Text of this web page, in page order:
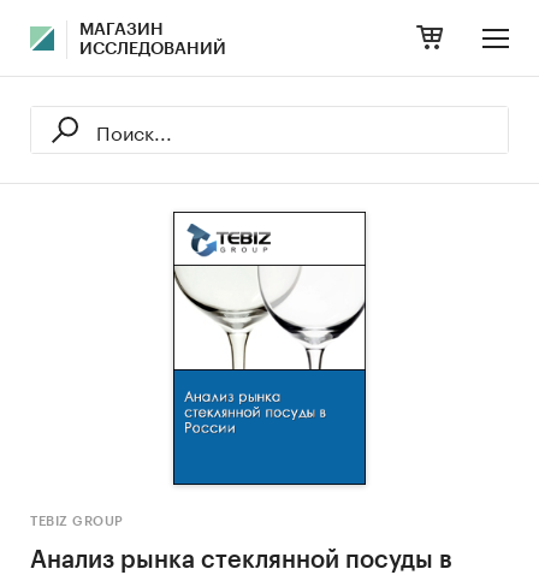
МАГАЗИН
ИССЛЕДОВАНИЙ
TEBIZ GROUP
Анализ рынка стеклянной посуды в